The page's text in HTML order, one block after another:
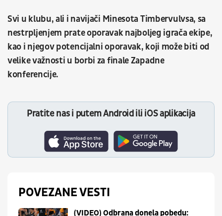
Svi u klubu, ali i navijači Minesota Timbervulvsa, sa
nestrpljenjem prate oporavak najboljeg igrača ekipe,
kao i njegov potencijalni oporavak, koji može biti od
velike važnosti u borbi za finale Zapadne
konferencije.
Pratite nas i putem Android ili iOS aplikacija
POVEZANE VESTI
(VIDEO) Odbrana donela pobedu: